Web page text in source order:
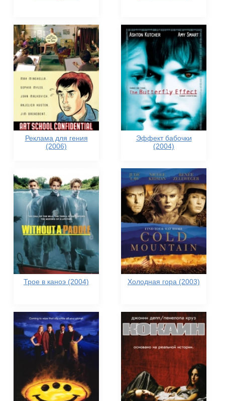
Реклама для гения
(2006)
Эффект бабочки
(2004)
Трое в каноэ (2004) Холодная гора (2003)